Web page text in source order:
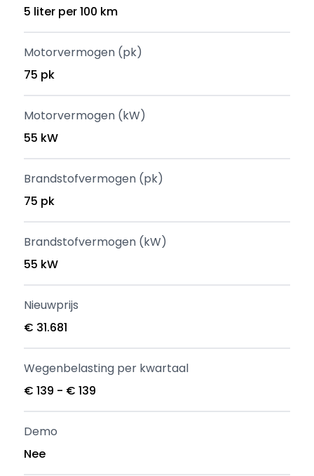
5 liter per 100 km
Motorvermogen (pk)
75 pk
Motorvermogen (kW)
55 kW
Brandstofvermogen (pk)
75 pk
Brandstofvermogen (kW)
55 kW
Nieuwprijs
€ 31.681
Wegenbelasting per kwartaal
€ 139 - € 139
Demo
Nee